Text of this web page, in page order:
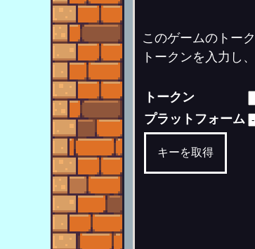
このゲームのトー
トークンを入力し
トークン
プラットフォーム
キーを取得